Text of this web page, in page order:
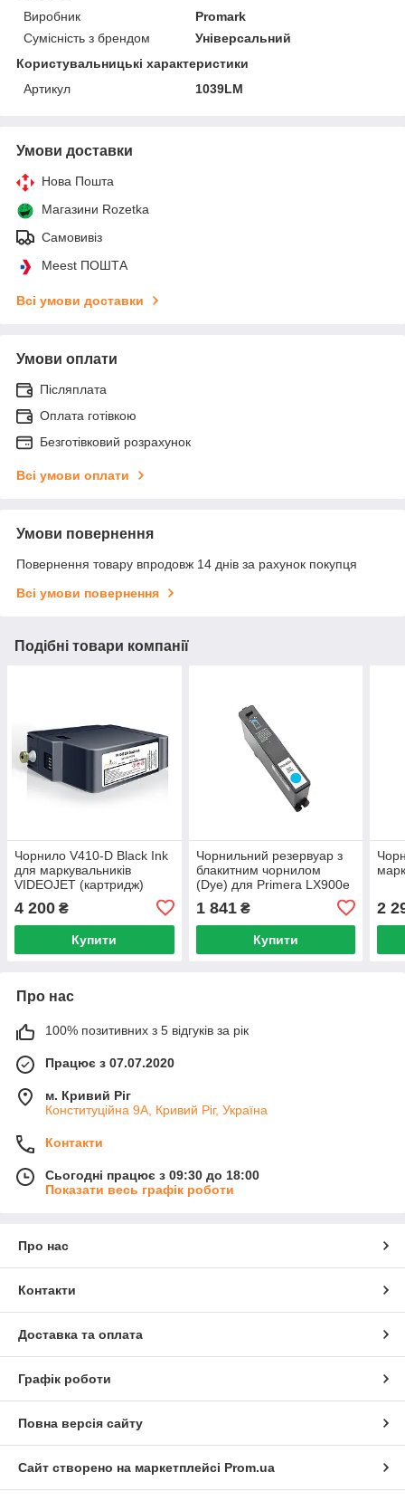
Виробник
Promark
Сумісність з брендом
Універсальний
Користувальницькі характеристики
Артикул
1039LM
Умови доставки
Нова Пошта
Магазини Rozetka
Самовивіз
Meest ПОШТА
Всі умови доставки
Умови оплати
Післяплата
Оплата готівкою
Безготівковий розрахунок
Всі умови оплати
Умови повернення
Повернення товару впродовж 14 днів за рахунок покупця
Всі умови повернення
Подібні товари компанії
Чорнило V410-D Black Ink
для маркувальників
VIDEOJET (картридж)
4 200 ₴
Купити
Чорнильний резервуар з
блакитним чорнилом
(Dye) для Primera LX900e
1 841₴
Купити
2
Про нас
100% позитивних з 5 відгуків за рік
Працює з 07.07.2020
м. Кривий Ріг
Конституційна 9А, Кривий Ріг, Україна
Контакти
Сьогодні працює з 09:30 до 18:00
Показати весь графік роботи
Про нас
Контакти
Доставка та оплата
Графік роботи
Повна версія сайту
Сайт створено на маркетплейсі Prom.ua